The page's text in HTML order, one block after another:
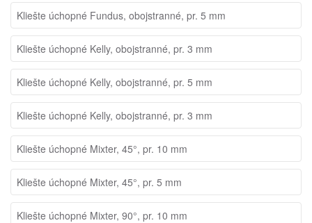
Kliešte úchopné Fundus, obojstranné, pr. 5 mm
Kliešte úchopné Kelly, obojstranné, pr. 3 mm
Kliešte úchopné Kelly, obojstranné, pr. 5 mm
Kliešte úchopné Kelly, obojstranné, pr. 3 mm
Kliešte úchopné Mixter, 45°, pr. 10 mm
Kliešte úchopné Mixter, 45°, pr. 5 mm
Kliešte úchopné Mixter, 90°, pr. 10 mm